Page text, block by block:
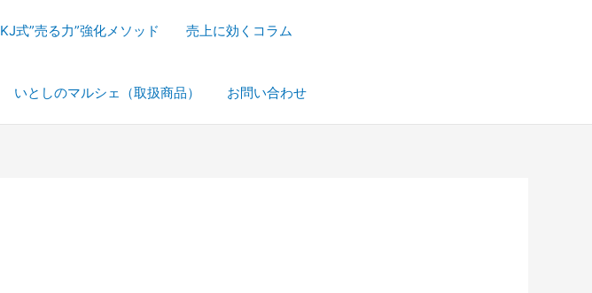
KJ式”売る力”強化メソッド 売上に効くコラム
いとしのマルシェ（取扱商品） お問い合わせ